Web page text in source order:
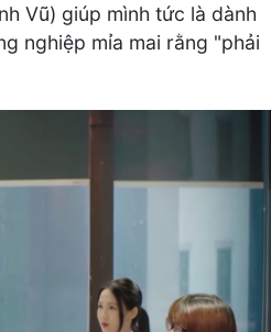
Vũ) giúp mình tức là dành
nghiệp mỉa mai rằng "phải